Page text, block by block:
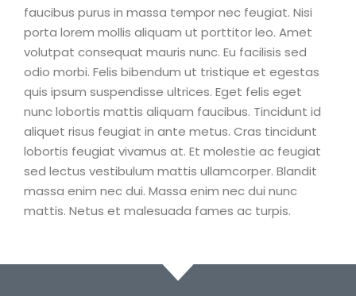
faucibus purus in massa tempor nec feugiat. Nisi
porta lorem mollis aliquam ut porttitor leo. Amet
volutpat consequat mauris nunc. Eu facilisis sed
odio morbi. Felis bibendum ut tristique et egestas
quis ipsum suspendisse ultrices. Eget felis eget
nunc lobortis mattis aliquam faucibus. Tincidunt id
aliquet risus feugiat in ante metus. Cras tincidunt
lobortis feugiat vivamus at. Et molestie ac feugiat
sed lectus vestibulum mattis ullamcorper. Blandit
massa enim nec dui. Massa enim nec dui nunc
mattis. Netus et malesuada fames ac turpis.